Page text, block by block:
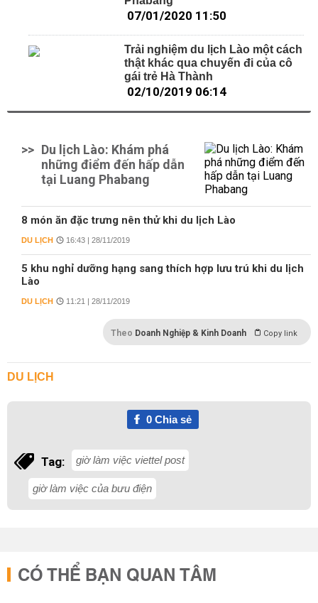
07/01/2020 11:50
Trải nghiệm du lịch Lào một cách
thật khác qua chuyến đi của cô
gái trẻ Hà Thành
02/10/2019 06:14
>> Du lịch Lào: Khám phá
những điểm đến hấp dẫn
tại Luang Phabang
8 món ăn đặc trưng nên thử khi du lịch Lào
DU LỊCH 16:43 | 28/11/2019
5 khu nghỉ dưỡng hạng sang thích hợp lưu trú khi du lịch
Lào
DU LỊCH 11:21 | 28/11/2019
Theo Doanh Nghiệp & Kinh Doanh Copy link
DU LỊCH
0Chia sẻ
Tag: giờ làm việc viettel post
giờ làm việc của bưu điện
CÓ THỂ BẠN QUAN TÂM